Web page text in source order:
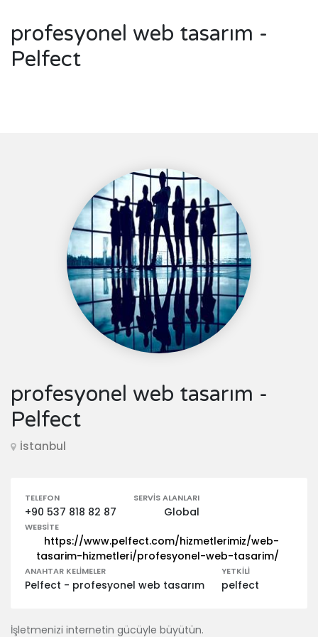
profesyonel web tasarım -
Pelfect
profesyonel web tasarım -
Pelfect
İstanbul
TELEFON
+90 537 818 82 87
SERVIS ALANLARI
Global
WEBSITE
https://www.pelfect.com/hizmetlerimiz/web-
tasarim-hizmetleri/profesyonel-web-tasarim/
ANAHTAR KELIMELER
Pelfect - profesyonel web tasarım
YETKILI
pelfect
İşletmenizi internetin gücüyle büyütün.